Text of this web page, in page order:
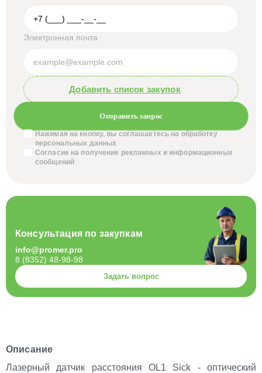
Описание
Лазерный датчик расстояния OL1 Sick - оптический
Электронная почта
Добавить список закупок
Отправить запрос
Нажимая на кнопку, вы соглашаетесь на обработку
персональных данных
Согласие на получение рекламных и информационных
сообщений
Консультация по закупкам
info@promer.pro
8 (8352) 48-98-98
Задать вопрос